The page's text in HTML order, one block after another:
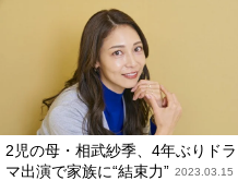
2児の母・相武紗季、4年ぶりドラ
マ出演で家族に“結束力” 2023.03.15